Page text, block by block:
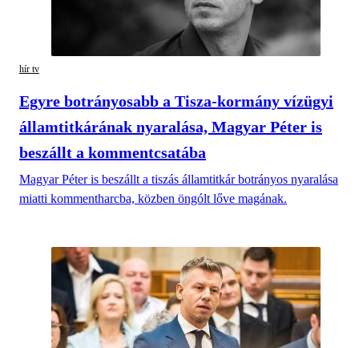
hír tv
Egyre botrányosabb a Tisza-kormány vízügyi
államtitkárának nyaralása, Magyar Péter is
beszállt a kommentcsatába
Magyar Péter is beszállt a tiszás államtitkár botrányos nyaralása
miatti kommentharcba, közben öngólt lőve magának.